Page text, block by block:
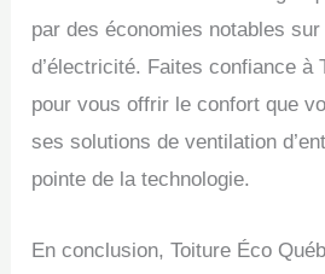
par des économies notables
d’électricité. Faites confiance à
pour vous offrir le confort que
ses solutions de ventilation
pointe de la technologie.
En conclusion, Toiture Éco